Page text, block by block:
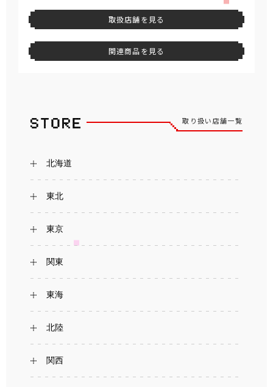
取扱店舗を見る
関連商品を見る
取り扱い店舗一覧
北海道
東北
東京
関東
東海
北陸
関西